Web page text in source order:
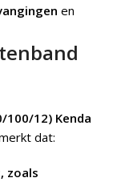
en
100/12) Kenda
dat:
zoals